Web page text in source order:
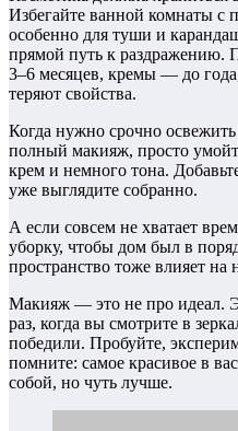
Избегайте ванной комнаты с
особенно для туши и
прямой путь к раздражению.
3–6 месяцев, кремы — до
теряют свойства.
Когда нужно срочно
полный макияж, просто
крем и немного тона.
уже выглядите собранно.
А если совсем не хватает
уборку, чтобы дом был в
пространство тоже влияет
Макияж — это не про идеал.
раз, когда вы смотрите в
победили. Пробуйте,
помните: самое красивое в
собой, но чуть лучше.